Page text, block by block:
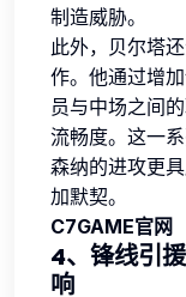
制造威胁。
此外，贝尔塔
作。他通过增
员与中场之间
流畅度。这一
森纳的进攻更
加默契。
C7GAME官网
4、锋线引
响